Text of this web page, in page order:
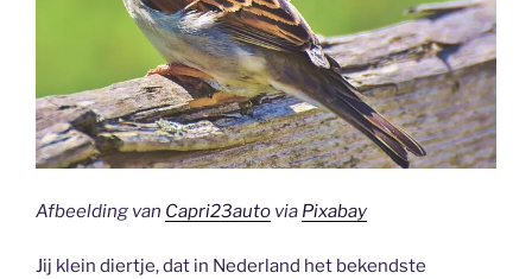
Afbeelding van Capri23auto via Pixabay
Jij klein diertje, dat in Nederland het bekendste